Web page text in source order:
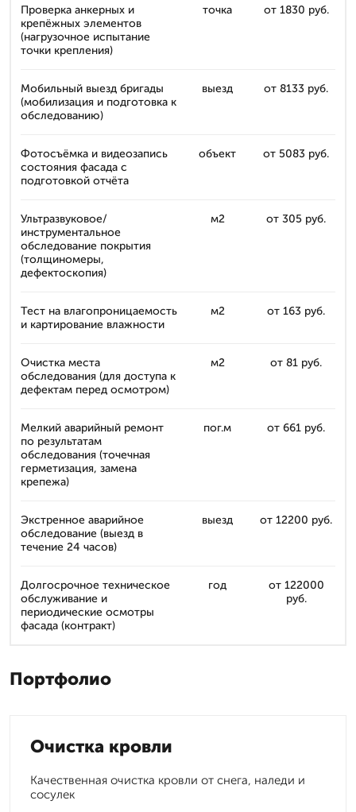
Проверка анкерных и
крепёжных элементов
(нагрузочное испытание
точки крепления)
точка от 1830 руб.
Мобильный выезд бригады
(мобилизация и подготовка к
обследованию)
выезд от 8133 руб.
Фотосъёмка и видеозапись
состояния фасада с
подготовкой отчёта
объект от 5083 руб.
Ультразвуковое/
инструментальное
обследование покрытия
(толщиномеры,
дефектоскопия)
м2 от 305 руб.
Тест на влагопроницаемость
и картирование влажности
м2 от 163 руб.
Очистка места
обследования (для доступа к
дефектам перед осмотром)
м2 от 81 руб.
Мелкий аварийный ремонт
по результатам
обследования (точечная
герметизация, замена
крепежа)
пог.м от 661 руб.
Экстренное аварийное
обследование (выезд в
течение 24 часов)
выезд от 12200 руб.
Долгосрочное техническое
обслуживание и
периодические осмотры
фасада (контракт)
год
от 122000
руб.
Портфолио
Очистка кровли
Качественная очистка кровли от снега, наледи и
сосулек